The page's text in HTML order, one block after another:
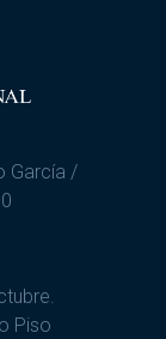
García /
Piso